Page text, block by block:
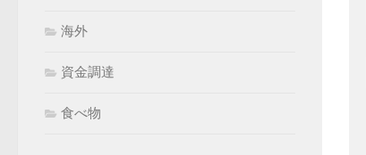
海外
資金調達
食べ物